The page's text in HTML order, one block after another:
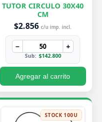
TUTOR CIRCULO 30X40
CM
$2.856 c/u imp. incl.
− +
Sub: $142.800
Agregar al carrito
STOCK 100U